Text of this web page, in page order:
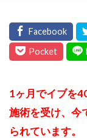
1ヶ月でイブを
施術を受け、今
られています。